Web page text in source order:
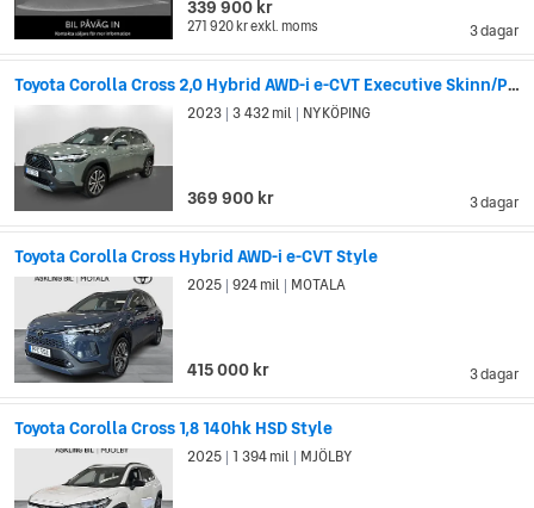
3 dagar
339 900 kr
271 920 krexkl. moms
Toyota Corolla Cross 2,0 Hybrid AWD-i e-CVT Executive Skinn/Panorama
3 dagar
2023 3 432 mil NYKÖPING
369 900 kr
Toyota Corolla Cross Hybrid AWD-i e-CVT Style
3 dagar
2025 924 mil MOTALA
415 000 kr
Toyota Corolla Cross 1,8 140hk HSD Style
2025 1 394 mil MJÖLBY